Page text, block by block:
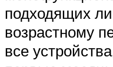
подходящих
возрастному
все